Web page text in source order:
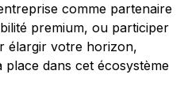
comme partenaire
premium, ou participer
élargir votre horizon,
dans cet écosystème